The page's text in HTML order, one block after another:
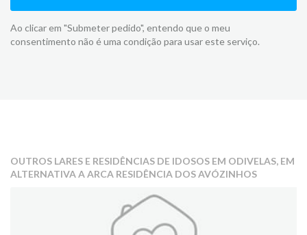
Ao clicar em "Submeter pedido", entendo que o meu
consentimento não é uma condição para usar este serviço.
OUTROS LARES E RESIDÊNCIAS DE IDOSOS EM ODIVELAS, EM
ALTERNATIVA A ARCA RESIDÊNCIA DOS AVÓZINHOS